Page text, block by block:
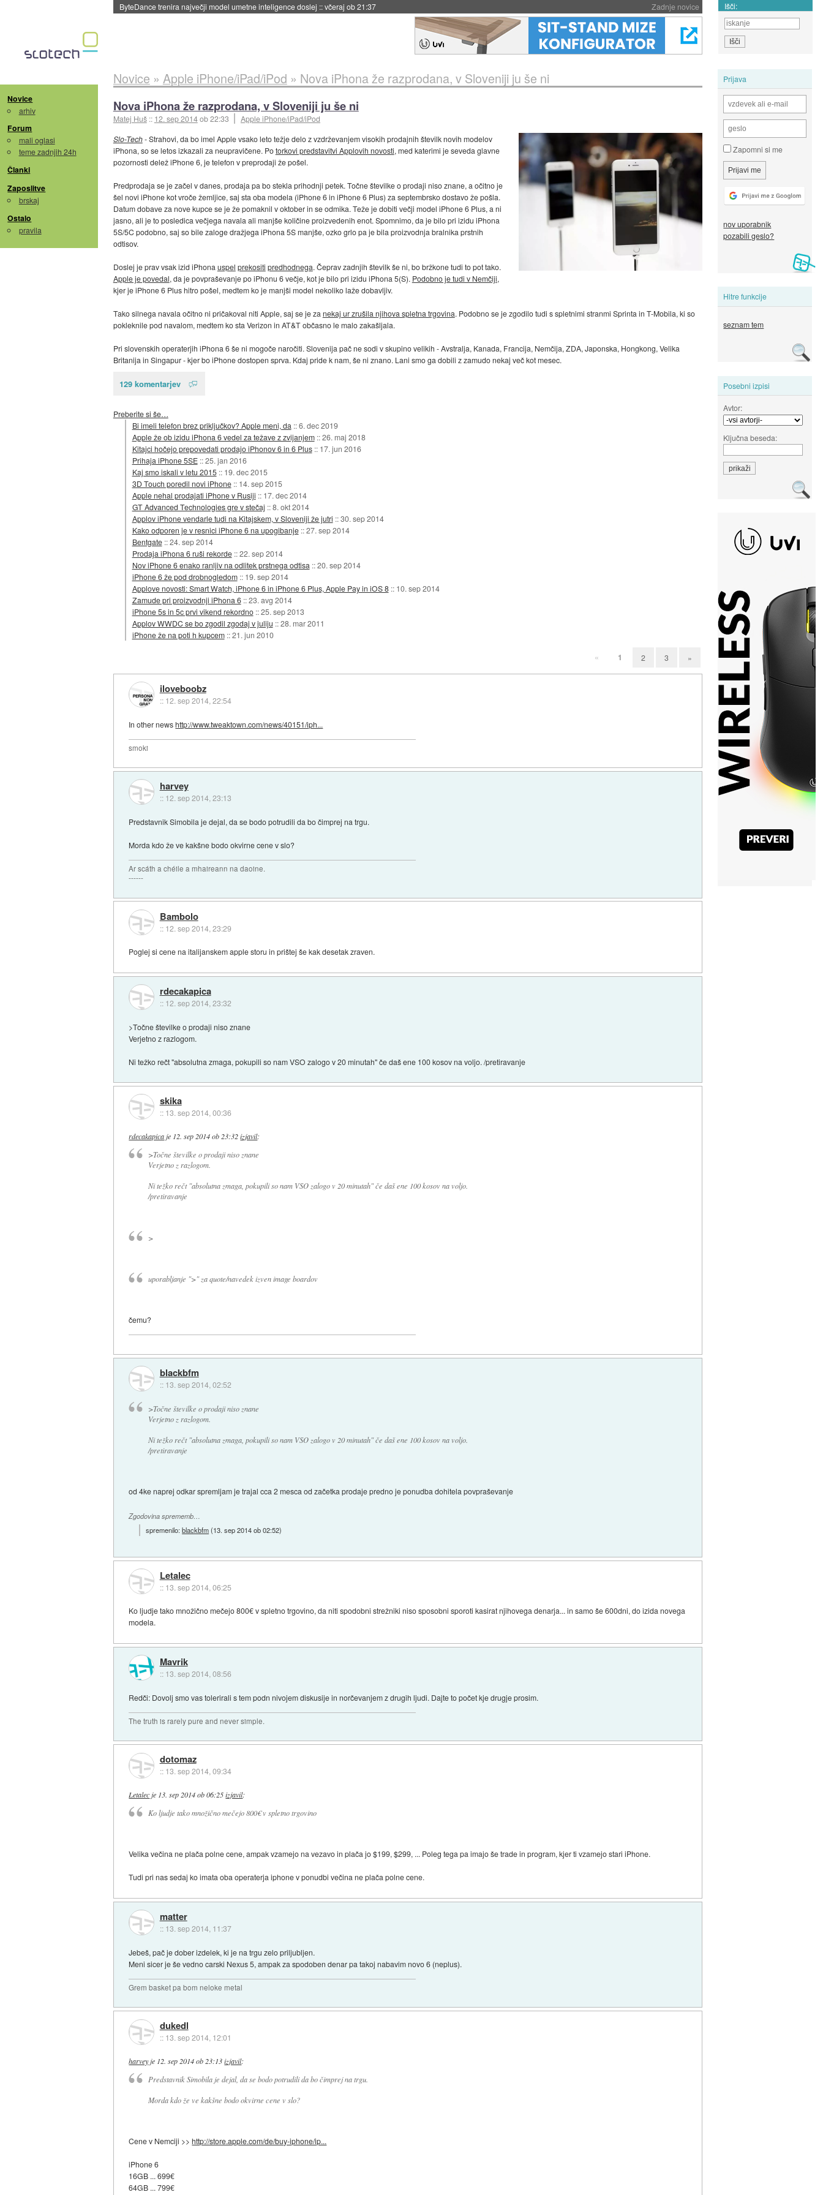
Zadnje novice
ByteDance trenira največji model umetne inteligence doslej ::včeraj ob 21:37 Išči:
Novice
arhiv
Forum
mali oglasi
teme zadnjih 24h
Članki
Zaposlitve
brskaj
Ostalo
pravila
Prijava
Zapomni si me
nov uporabnik
pozabili geslo?
Hitre funkcije
seznam tem
Posebni izpisi
Avtor:
Ključna beseda:
Novice » Apple iPhone/iPad/iPod » Nova iPhona že razprodana, v Sloveniji ju še ni
Nova iPhona že razprodana, v Sloveniji ju še ni
Matej Huš :: 12. sep 2014ob 22:33
Apple iPhone/iPad/iPod
Slo-Tech- Strahovi, da bo imel Apple vsako leto težje delo z vzdrževanjem visokih prodajnih številk novih modelov
iPhona, so se letos izkazali za neupravičene. Potorkovi predstavitvi Applovih novosti, med katerimi je seveda glavne
pozornosti delež iPhone 6, je telefon v preprodaji že pošel.
Predprodaja se je začel v danes, prodaja pa bo stekla prihodnji petek. Točne številke o prodaji niso znane, a očitno je
šel novi iPhone kot vroče žemljice, saj sta oba modela (iPhone 6 in iPhone 6 Plus) za septembrsko dostavo že pošla.
Datum dobave za nove kupce se je že pomaknil v oktober in se odmika. Teže je dobiti večji model iPhone 6 Plus, a ni
jasno, ali je to posledica večjega navala ali manjše količine proizvedenih enot. Spomnimo, da je bilo pri izidu iPhona
5S/5C podobno, saj so bile zaloge dražjega iPhona 5S manjše, ozko grlo pa je bila proizvodnja bralnika prstnih
odtisov.
Doslej je prav vsak izid iPhona uspel prekositi predhodnega. Čeprav zadnjih številk še ni, bo bržkone tudi to pot tako.
Apple je povedal, da je povpraševanje po iPhonu 6 večje, kot je bilo pri izidu iPhona 5(S). Podobno je tudi v Nemčiji,
kjer je iPhone 6 Plus hitro pošel, medtem ko je manjši model nekoliko laže dobavljiv.
Tako silnega navala očitno ni pričakoval niti Apple, saj se je za nekaj ur zrušila njihova spletna trgovina. Podobno se je zgodilo tudi s spletnimi stranmi Sprinta in T-Mobila, ki so
pokleknile pod navalom, medtem ko sta Verizon in AT&T občasno le malo zakašljala.
Pri slovenskih operaterjih iPhona 6 še ni mogoče naročiti. Slovenija pač ne sodi v skupino velikih - Avstralja, Kanada, Francija, Nemčija, ZDA, Japonska, Hongkong, Velika
Britanija in Singapur - kjer bo iPhone dostopen sprva. Kdaj pride k nam, še ni znano. Lani smo ga dobili z zamudo nekaj več kot mesec.
129 komentarjev
Preberite si še…
Bi imeli telefon brez priključkov? Apple meni, da ::6. dec 2019
Apple že ob izidu iPhona 6 vedel za težave z zvijanjem ::26. maj 2018
Kitajci hočejo prepovedati prodajo iPhonov 6 in 6 Plus :: 17. jun 2016
Prihaja iPhone 5SE ::25. jan 2016
Kaj smo iskali v letu 2015 :: 19. dec 2015
3D Touch poredil novi iPhone :: 14. sep 2015
Apple nehal prodajati iPhone v Rusiji :: 17. dec 2014
GT Advanced Technologies gre v stečaj ::8. okt 2014
Applov iPhone vendarle tudi na Kitajskem, v Sloveniji že jutri ::30. sep 2014
Kako odporen je v resnici iPhone 6 na upogibanje ::27. sep 2014
Bentgate ::24. sep 2014
Prodaja iPhona 6 ruši rekorde ::22. sep 2014
Nov iPhone 6 enako ranljiv na odlitek prstnega odtisa ::20. sep 2014
iPhone 6 že pod drobnogledom :: 19. sep 2014
Applove novosti: Smart Watch, iPhone 6 in iPhone 6 Plus, Apple Pay in iOS 8 :: 10. sep 2014
Zamude pri proizvodnji iPhona 6 ::23. avg 2014
iPhone 5s in 5c prvi vikend rekordno ::25. sep 2013
Applov WWDC se bo zgodil zgodaj v juliju ::28. mar 2011
iPhone že na poti h kupcem ::21. jun 2010
« 1 2 3 »
iloveboobz
:: 12. sep 2014, 22:54
In other newshttp://www.tweaktown.com/news/40151/iph...
smoki
harvey
:: 12. sep 2014, 23:13
Predstavnik Simobila je dejal, da se bodo potrudili da bo čimprej na trgu.
Morda kdo že ve kakšne bodo okvirne cene v slo?
Ar scáth a chéile a mhaireann na daoine.
------
Bambolo
:: 12. sep 2014, 23:29
Poglej si cene na italijanskem apple storu in prištej še kak desetak zraven.
rdecakapica
:: 12. sep 2014, 23:32
>Točne številke o prodaji niso znane
Verjetno z razlogom.
Ni težko rečt "absolutna zmaga, pokupili so nam VSO zalogo v 20 minutah" če daš ene 100 kosov na voljo. /pretiravanje
skika
:: 13. sep 2014, 00:36
rdecakapica je 12. sep 2014 ob 23:32 izjavil:
>Točne številke o prodaji niso znane
Verjetno z razlogom.
Ni težko rečt "absolutna zmaga, pokupili so nam VSO zalogo v 20 minutah" če daš ene 100 kosov na voljo.
/pretiravanje
>
uporabljanje ">" za quote/navedek izven image boardov
čemu?
blackbfm
:: 13. sep 2014, 02:52
>Točne številke o prodaji niso znane
Verjetno z razlogom.
Ni težko rečt "absolutna zmaga, pokupili so nam VSO zalogo v 20 minutah" če daš ene 100 kosov na voljo.
/pretiravanje
od 4ke naprej odkar spremljam je trajal cca 2 mesca od začetka prodaje predno je ponudba dohitela povpraševanje
Zgodovina sprememb…
spremenilo:blackbfm(13. sep 2014 ob 02:52)
Letalec
:: 13. sep 2014, 06:25
Ko ljudje tako množično mečejo 800€ v spletno trgovino, da niti spodobni strežniki niso sposobni sporoti kasirat njihovega denarja... in samo še 600dni, do izida novega
modela.
Mavrik
:: 13. sep 2014, 08:56
Redči: Dovolj smo vas tolerirali s tem podn nivojem diskusije in norčevanjem z drugih ljudi. Dajte to počet kje drugje prosim.
The truth is rarely pure and never simple.
dotomaz
:: 13. sep 2014, 09:34
Letalec je 13. sep 2014 ob 06:25 izjavil:
Ko ljudje tako množično mečejo 800€ v spletno trgovino
Velika večina ne plača polne cene, ampak vzamejo na vezavo in plača jo $199, $299, ... Poleg tega pa imajo še trade in program, kjer ti vzamejo stari iPhone.
Tudi pri nas sedaj ko imata oba operaterja iphone v ponudbi večina ne plača polne cene.
matter
:: 13. sep 2014, 11:37
Jebeš, pač je dober izdelek, ki je na trgu zelo priljubljen.
Meni sicer je še vedno carski Nexus 5, ampak za spodoben denar pa takoj nabavim novo 6 (neplus).
Grem basket pa bom neloke metal
dukedl
:: 13. sep 2014, 12:01
harveyje 12. sep 2014 ob 23:13 izjavil:
Predstavnik Simobila je dejal, da se bodo potrudili da bo čimprej na trgu.
Morda kdo že ve kakšne bodo okvirne cene v slo?
Cene v Nemciji >>http://store.apple.com/de/buy-iphone/ip...
iPhone 6
16GB ... 699€
64GB ... 799€